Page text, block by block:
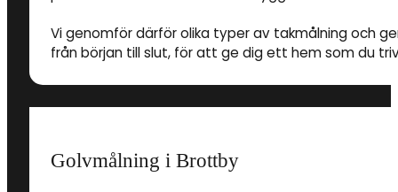
Vi genomför därför olika typer av takmålning och
från början till slut, för att ge dig ett hem som du
Golvmålning i Brottby